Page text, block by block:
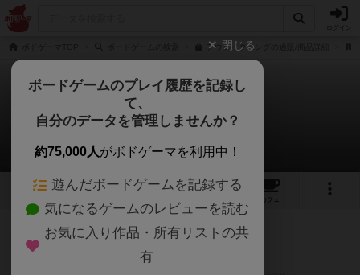
アウェイクニングの通販/商品詳細
アウェイクニング
7件のレビュー
2 7
カフェ
174名 充実
皇帝
閉じる
ボードゲームのプレイ履歴を記録し
て、
自分のデータを管理しませんか？
約75,000人がボドゲーマを利用中！
遊んだボードゲームを記録する
気になるゲームのレビューを読む
お気に入り作品・所有リストの共
有